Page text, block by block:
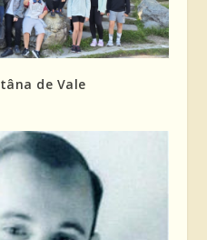
de Vale